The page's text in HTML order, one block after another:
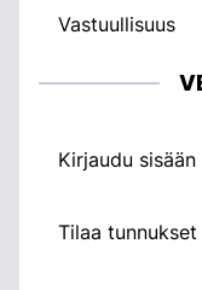
Vastuullisuus
Kirjaudu sisään
Tilaa tunnukset